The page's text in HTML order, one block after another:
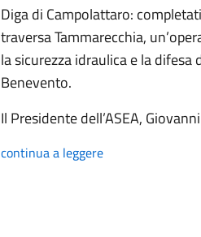
Diga di Campolattaro:
traversa Tammarecchia,
la sicurezza idraulica e la difesa
Benevento.
Il Presidente dell’ASEA,
continua a leggere